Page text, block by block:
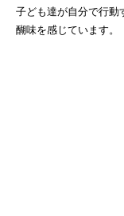
子ども達が自分で行動
醐味を感じています。